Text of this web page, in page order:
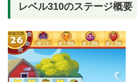
レベル310のステージ概要